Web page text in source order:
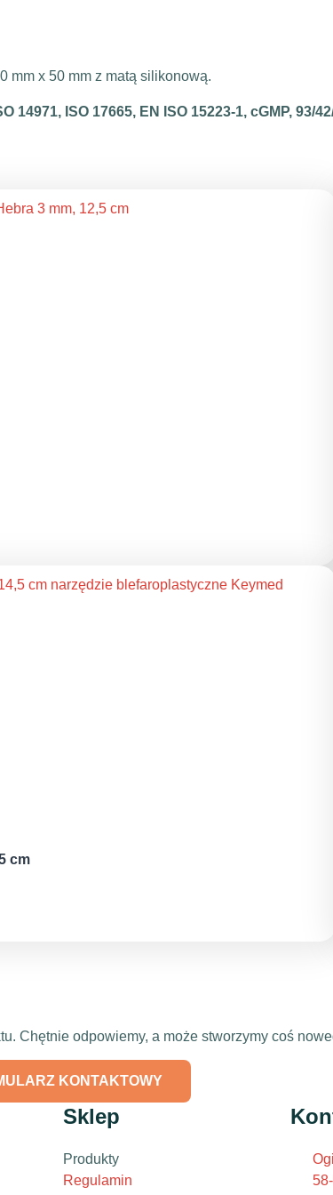
mm x 50 mm z matą silikonową.
14971, ISO 17665, EN ISO 15223-1, cGMP, 93/
cm
Chętnie odpowiemy, a może stworzymy coś
KONTAKTOWY
Sklep
Produkty
Regulamin